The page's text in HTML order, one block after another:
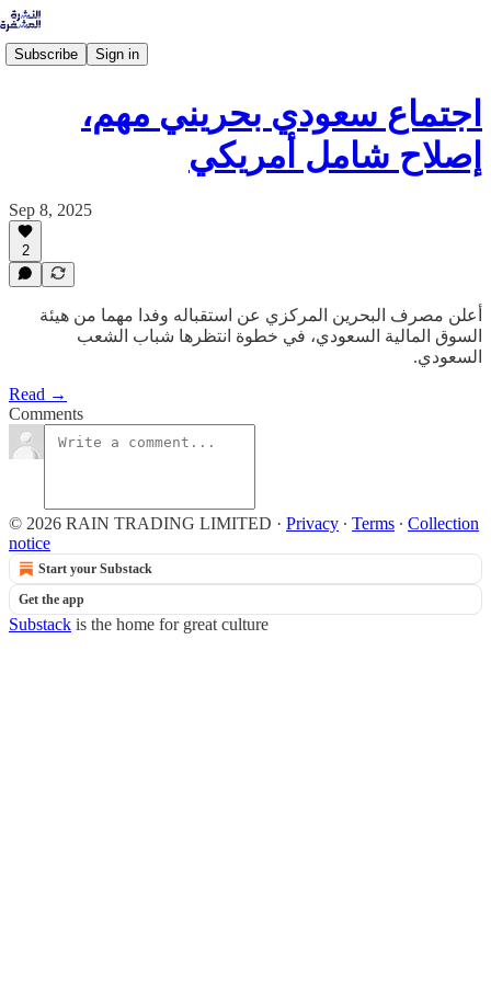
Subscribe Sign in
اجتماع سعودي بحريني مهم،
إصلاح شامل أمريكي
Sep 8, 2025
2
أعلن مصرف البحرين المركزي عن استقباله وفدا مهما من هيئة
السوق المالية السعودي، في خطوة انتظرها شباب الشعب
السعودي.
Read →
Comments
© 2026 RAIN TRADING LIMITED · Privacy ∙ Terms ∙ Collection
notice
Start your Substack
Get the app
Substack is the home for great culture